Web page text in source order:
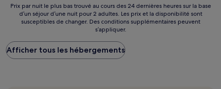
121 €
Prix
plus
bas
trouvé
Prix par nuit le plus bas trouvé au cours des 24 dernières heures sur la base
d’un séjour d’une nuit pour 2 adultes. Les prix et la disponibilité sont
susceptibles de changer. Des conditions supplémentaires peuvent
s’appliquer.
Afficher tous les hébergements